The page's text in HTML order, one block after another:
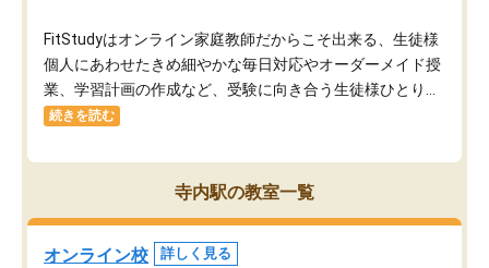
FitStudyはオンライン家庭教師だからこそ出来る、生徒様
個人にあわせたきめ細やかな毎日対応やオーダーメイド授
業、学習計画の作成など、受験に向き合う生徒様ひとり...
続きを読む
寺内駅の教室一覧
オンライン校 詳しく見る